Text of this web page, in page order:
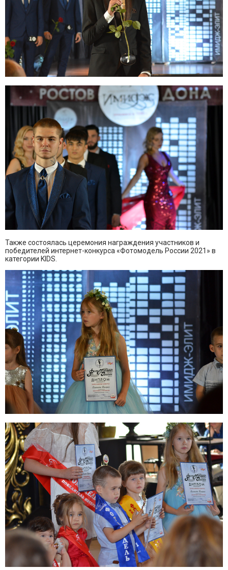
Также состоялась церемония награждения участников и
победителей интернет-конкурса «Фотомодель России 2021» в
категории KIDS.